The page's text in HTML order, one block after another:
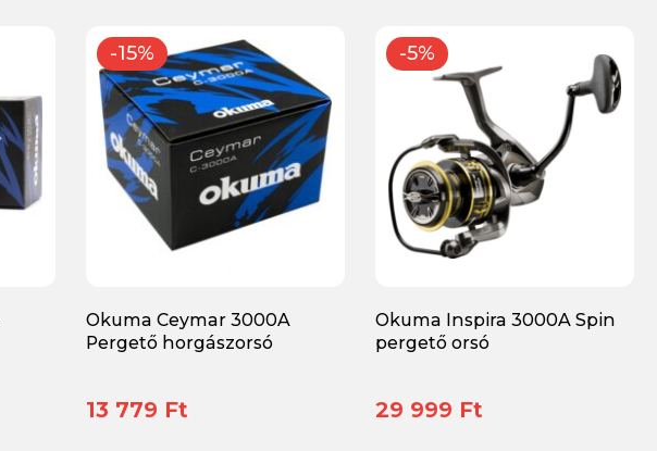
-15%
Okuma Ceymar 3000A
Pergető horgászorsó
13 779 Ft
-5%
Okuma Inspira 3000A Spin
pergető orsó
29 999 Ft